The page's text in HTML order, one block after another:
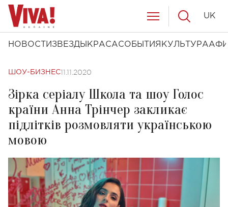
НОВОСТИ ЗВЕЗДЫ КРАСАСОБЫТИЯ КУЛЬТУРА
UK
ШОУ-БИЗНЕС11.11.2020
Зірка серіалу Школа та шоу Голос
країни Анна Трінчер закликає
підлітків розмовляти українською
мовою